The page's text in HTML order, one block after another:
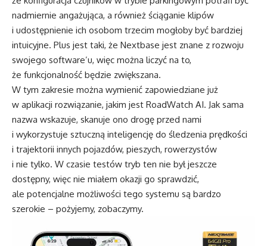
nadmiernie angażująca, a również ściąganie klipów
i udostępnienie ich osobom trzecim mogłoby być bardziej
intuicyjne. Plus jest taki, że Nextbase jest znane z rozwoju
swojego software’u, więc można liczyć na to,
że funkcjonalność będzie zwiększana.
W tym zakresie można wymienić zapowiedziane już
w aplikacji rozwiązanie, jakim jest RoadWatch AI. Jak sama
nazwa wskazuje, skanuje ono drogę przed nami
i wykorzystuje sztuczną inteligencję do śledzenia prędkości
i trajektorii innych pojazdów, pieszych, rowerzystów
i nie tylko. W czasie testów tryb ten nie był jeszcze
dostępny, więc nie miałem okazji go sprawdzić,
ale potencjalne możliwości tego systemu są bardzo
szerokie – pożyjemy, zobaczymy.